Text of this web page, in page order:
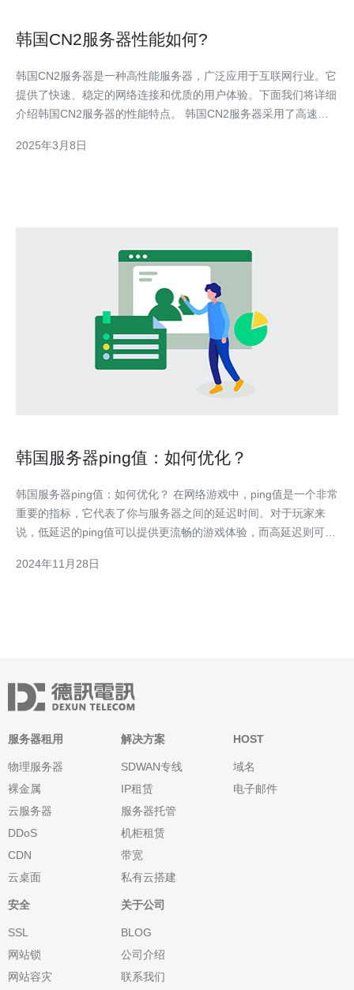
韩国CN2服务器性能如何?
韩国CN2服务器是一种高性能服务器，广泛应用于互联网行业。它
提供了快速、稳定的网络连接和优质的用户体验。下面我们将详细
介绍韩国CN2服务器的性能特点。 韩国CN2服务器采用了高速的
有低延迟和高带宽的特点，能够满足用户对高速网络的需求。 韩
2025年3月8日
韩国服务器ping值：如何优化？
韩国服务器ping值：如何优化？ 在网络游戏中，ping值是一个非常
重要的指标，它代表了你与服务器之间的延迟时间。对于玩家来
说，低延迟的ping值可以提供更流畅的游戏体验，而高延迟则可能
器，并在返回数据包的时间。一般来说，ping值越低，延迟就越
2024年11月28日
服务器租用
物理服务器
裸金属
云服务器
DDoS
CDN
云桌面
解决方案
SDWAN专线
IP租赁
服务器托管
机柜租赁
带宽
私有云搭建
HOST
域名
电子邮件
安全
SSL
网站锁
网站容灾
关于公司
BLOG
公司介绍
联系我们